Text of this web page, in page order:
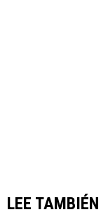
LEE TAMBIÉN